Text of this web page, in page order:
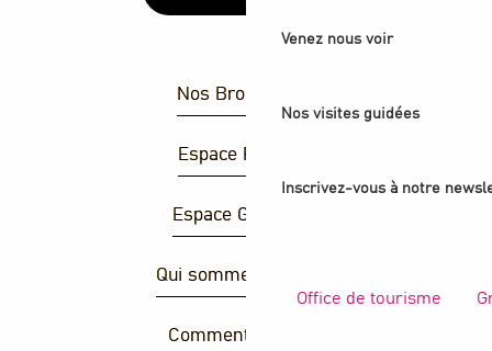
Venez nous voir
Nos visites guidées
Inscrivez-vous à notre
Office de tourisme
Nos Brochures
Espace Presse
Espace Groupes
Qui sommes-nous ?
Comment venir ?